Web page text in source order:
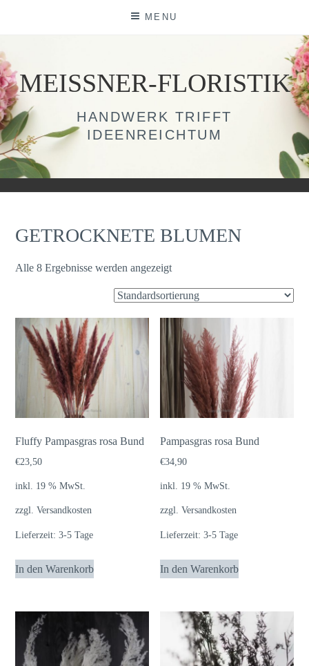
MENU
MEISSNER-FLORISTIK
HANDWERK TRIFFT
IDEENREICHTUM
GETROCKNETE BLUMEN
Alle 8 Ergebnisse werden angezeigt
Fluffy Pampasgras rosa Bund
€23,50
inkl. 19 % MwSt.
zzgl.Versandkosten
Lieferzeit:3-5 Tage
In den Warenkorb
Pampasgras rosa Bund
€34,90
inkl. 19 % MwSt.
zzgl.Versandkosten
Lieferzeit:3-5 Tage
In den Warenkorb